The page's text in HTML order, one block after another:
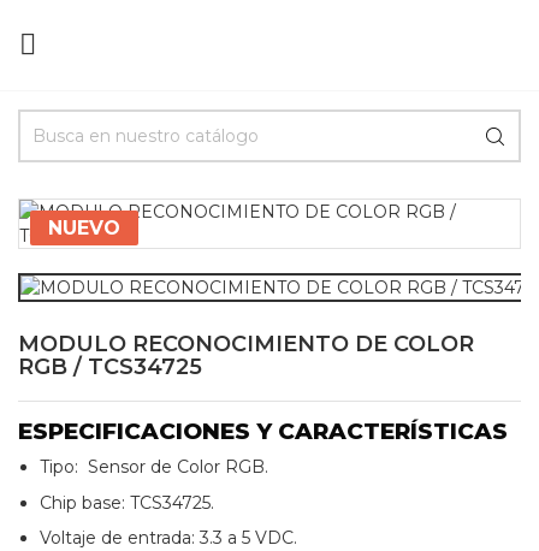

NUEVO
MODULO RECONOCIMIENTO DE COLOR
RGB / TCS34725
ESPECIFICACIONES Y CARACTERÍSTICAS
Tipo: Sensor de Color RGB.
Chip base: TCS34725.
Voltaje de entrada: 3.3 a 5 VDC.